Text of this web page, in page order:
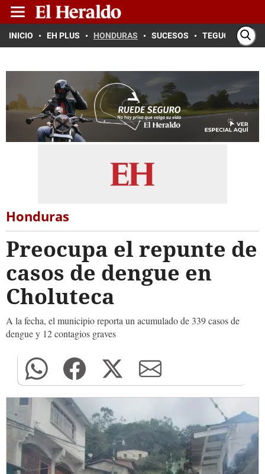
INICIO EH PLUS HONDURAS SUCESOS TEGUCIGALPA
Honduras
Preocupa el repunte de
casos de dengue en
Choluteca
A la fecha, el municipio reporta un acumulado de 339 casos de
dengue y 12 contagios graves